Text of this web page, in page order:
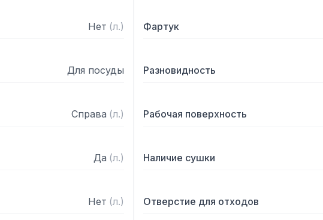
Нет (л.) Фартук
Для посуды Разновидность
Справа (л.) Рабочая поверхность
Да (л.) Наличие сушки
Нет (л.) Отверстие для отходов